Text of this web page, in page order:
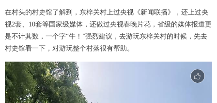
在村头的村史馆了解到，东梓关村上过央视《新闻联播》，还上过央
视2套、10套等国家级媒体，还做过央视春晚片花，省级的媒体报道更
是不计其数，一个字“牛！”强烈建议，去游玩东梓关村的时候，先去
村史馆看一下，对游玩整个村落很有帮助。